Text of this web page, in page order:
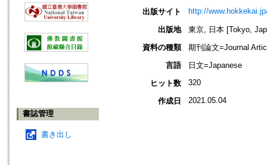
書誌管理
書き出し
出版サイト
http://
出版地
東京, 日本 [Tokyo,
資料の種類
期刊論文=Journal
言語
日文=Japanese
ヒット数
320
作成日 2021.05.04